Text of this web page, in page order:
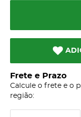
Frete e Prazo
Calcule o frete e o
região: